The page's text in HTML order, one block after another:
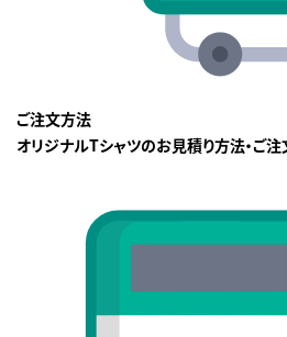
ご注文方法
オリジナルTシャツのお見積り方法・ご